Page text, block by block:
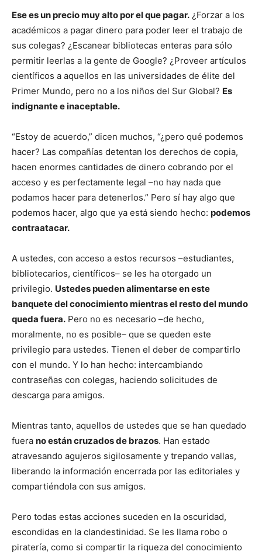
Ese es un precio muy alto por el que pagar. ¿Forzar a los
académicos a pagar dinero para poder leer el trabajo de
sus colegas? ¿Escanear bibliotecas enteras para sólo
permitir leerlas a la gente de Google? ¿Proveer artículos
científicos a aquellos en las universidades de élite del
Primer Mundo, pero no a los niños del Sur Global? Es
indignante e inaceptable.
“Estoy de acuerdo,” dicen muchos, “¿pero qué podemos
hacer? Las compañías detentan los derechos de copia,
hacen enormes cantidades de dinero cobrando por el
acceso y es perfectamente legal –no hay nada que
podamos hacer para detenerlos.” Pero sí hay algo que
podemos hacer, algo que ya está siendo hecho: podemos
contraatacar.
A ustedes, con acceso a estos recursos –estudiantes,
bibliotecarios, científicos– se les ha otorgado un
privilegio. Ustedes pueden alimentarse en este
banquete del conocimiento mientras el resto del mundo
queda fuera. Pero no es necesario –de hecho,
moralmente, no es posible– que se queden este
privilegio para ustedes. Tienen el deber de compartirlo
con el mundo. Y lo han hecho: intercambiando
contraseñas con colegas, haciendo solicitudes de
descarga para amigos.
Mientras tanto, aquellos de ustedes que se han quedado
fuera no están cruzados de brazos. Han estado
atravesando agujeros sigilosamente y trepando vallas,
liberando la información encerrada por las editoriales y
compartiéndola con sus amigos.
Pero todas estas acciones suceden en la oscuridad,
escondidas en la clandestinidad. Se les llama robo o
piratería, como si compartir la riqueza del conocimiento